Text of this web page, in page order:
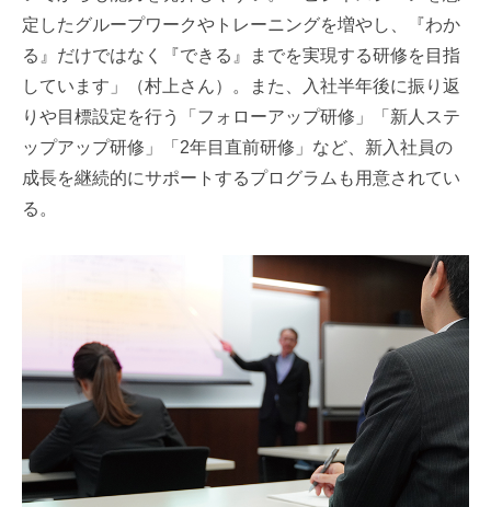
定したグループワークやトレーニングを増やし、『わか
る』だけではなく『できる』までを実現する研修を目指
しています」（村上さん）。また、入社半年後に振り返
りや目標設定を行う「フォローアップ研修」「新人ステ
ップアップ研修」「2年目直前研修」など、新入社員の
成長を継続的にサポートするプログラムも用意されてい
る。